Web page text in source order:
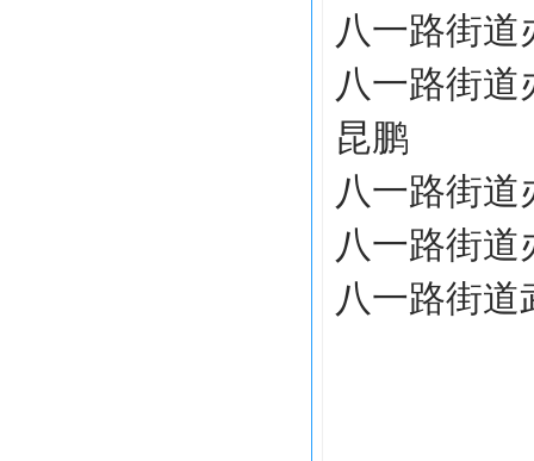
八一路街
八一路街
昆鹏
八一路街
八一路街
八一路街